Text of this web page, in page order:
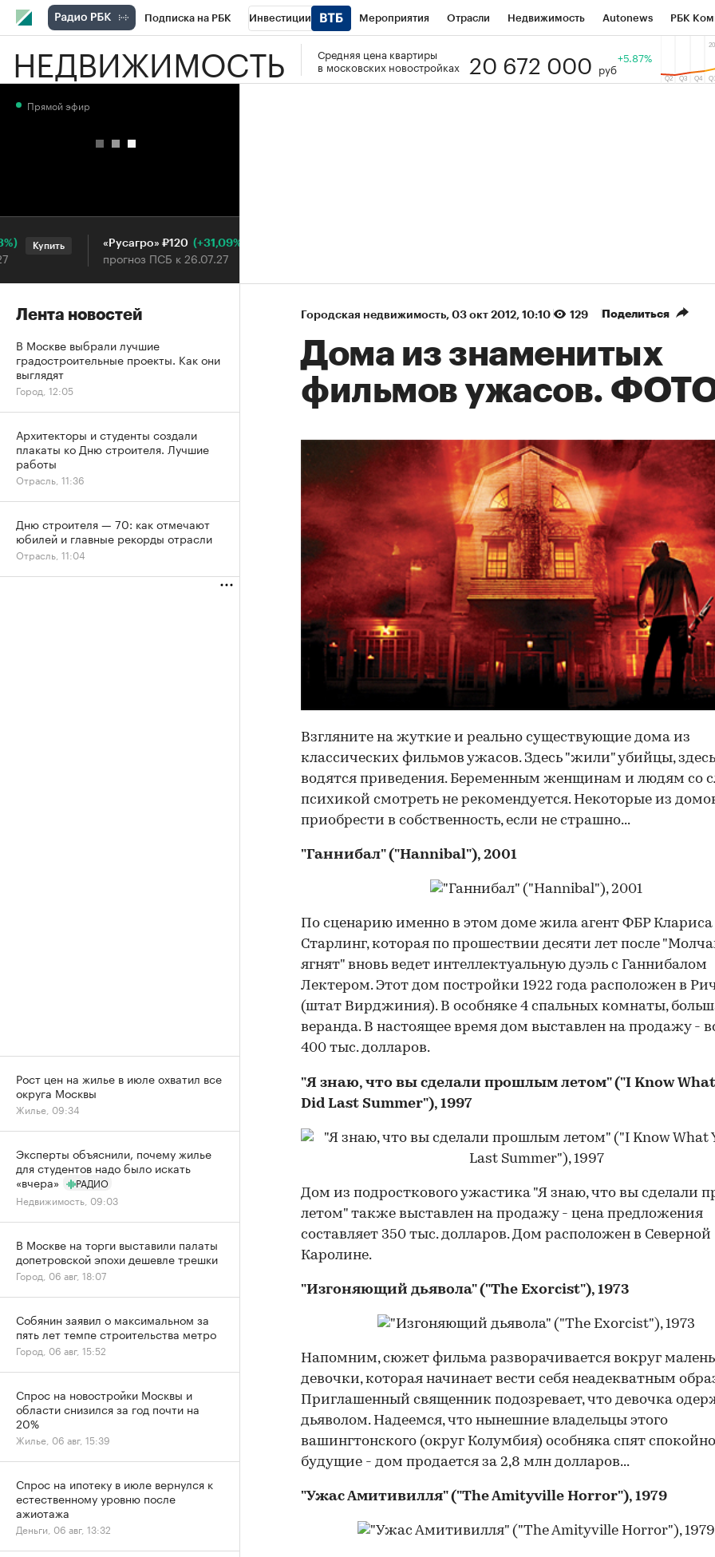
Подписка на РБК Инвестиции Мероприятия Отрасли Недвижимость Autonews РБК
РБК Вино Спорт Школа управления РБК РБК Образование Тренды
НЕДВИЖИМОСТЬ
Средняя цена квартиры
в московских новостройках
20 672 000 руб
+5.87%
Городская недвижимость⁠, 03 окт 2012, 10:10 129 Поделиться
Дома из знаменитых
фильмов ужасов.
Взгляните на жуткие и реально существующие дома из
классических фильмов ужасов. Здесь "жили" убийцы, здесь
водятся приведения. Беременным женщинам и людям со
психикой смотреть не рекомендуется. Некоторые из
приобрести в собственность, если не страшно...
"Ганнибал" ("Hannibal"), 2001
По сценарию именно в этом доме жила агент ФБР Клариса
Старлинг, которая по прошествии десяти лет после
ягнят" вновь ведет интеллектуальную дуэль с Ганнибалом
Лектером. Этот дом постройки 1922 года расположен в
(штат Вирджиния). В особняке 4 спальных комнаты,
веранда. В настоящее время дом выставлен на продажу -
400 тыс. долларов.
00:00 / 00:00
"Я знаю, что вы сделали прошлым летом" ("I Know
Did Last Summer"), 1997
Дом из подросткового ужастика "Я знаю, что вы сделали
летом" также выставлен на продажу - цена предложения
составляет 350 тыс. долларов. Дом расположен в Северной
Каролине.
"Изгоняющий дьявола" ("The Exorcist"), 1973
Напомним, сюжет фильма разворачивается вокруг
девочки, которая начинает вести себя неадекватным
Приглашенный священник подозревает, что девочка
дьяволом. Надеемся, что нынешние владельцы этого
вашингтонского (округ Колумбия) особняка спят
будущие - дом продается за 2,8 млн долларов...
"Ужас Амитивилля" ("The Amityville Horror"), 1979
Прямой эфир
Купить «Русагро» ₽120 (+31,09%)
прогноз ПСБ к 26.07.27
Купить
Лента новостей
В Москве выбрали лучшие
градостроительные проекты. Как они
выглядят
Город, 12:05
Архитекторы и студенты создали
плакаты ко Дню строителя. Лучшие
работы
Отрасль, 11:36
Дню строителя — 70: как отмечают
юбилей и главные рекорды отрасли
Отрасль, 11:04
Рост цен на жилье в июле охватил все
округа Москвы
Жилье, 09:34
Эксперты объяснили, почему жилье
для студентов надо было искать
«вчера»
РАДИО
Недвижимость, 09:03
В Москве на торги выставили палаты
допетровской эпохи дешевле трешки
Город, 06 авг, 18:07
Собянин заявил о максимальном за
пять лет темпе строительства метро
Город, 06 авг, 15:52
Спрос на новостройки Москвы и
области снизился за год почти на
20%
Жилье, 06 авг, 15:39
Спрос на ипотеку в июле вернулся к
естественному уровню после
ажиотажа
Деньги, 06 авг, 13:32